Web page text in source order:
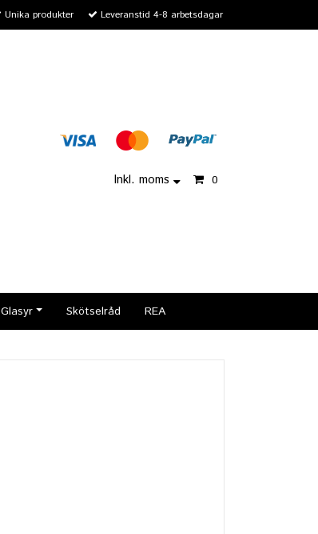
Unika produkter Leveranstid 4-8 arbetsdagar
Inkl. moms 0
Glasyr Skötselråd REA